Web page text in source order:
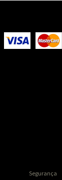
Segurança